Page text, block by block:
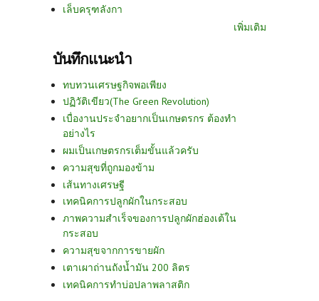
เล็บครุฑลังกา
เพิ่มเติม
บันทึกแนะนำ
ทบทวนเศรษฐกิจพอเพียง
ปฏิวัติเขียว(The Green Revolution)
เบื่องานประจำอยากเป็นเกษตรกร ต้องทำ
อย่างไร
ผมเป็นเกษตรกรเต็มขั้นแล้วครับ
ความสุขที่ถูกมองข้าม
เส้นทางเศรษฐี
เทคนิคการปลูกผักในกระสอบ
ภาพความสำเร็จของการปลูกผักฮ่องเต้ใน
กระสอบ
ความสุขจากการขายผัก
เตาเผาถ่านถังน้ำมัน 200 ลิตร
เทคนิคการทำบ่อปลาพลาสติก